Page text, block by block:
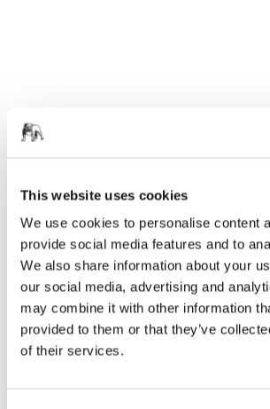
This website uses cookies
We use cookies to personalise content
provide social media features and to
We also share information about your
our social media, advertising and
may combine it with other information
provided to them or that they’ve
of their services.
1/3 - 1. LÉPÉS
Ha talpvédőt vagy közbetétet használ, ez a
növelheti a rezgésszintet. A DEROS olyan
rendelkezik, amely lehetővé teszi ennek
csökkentését. Így kell csinálni.
Először távolítsa el a csiszolótalpat a
kulccsal.